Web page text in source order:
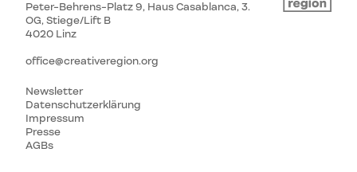
Peter-Behrens-Platz 9, Haus Casablanca, 3.
OG, Stiege/Lift B
4020 Linz
office@creativeregion.org
Newsletter
Datenschutzerklärung
Impressum
Presse
AGBs